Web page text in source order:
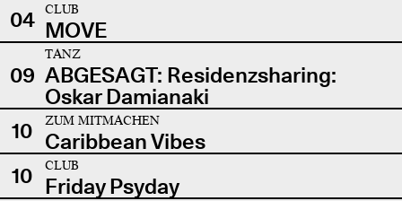
04
CLUB
MOVE
09
TANZ
ABGESAGT: Residenzsharing:
Oskar Damianaki
10
ZUM MITMACHEN
Caribbean Vibes
10
CLUB
Friday Psyday